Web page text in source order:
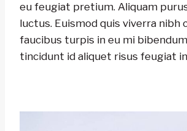
eu feugiat pretium. Aliquam
luctus. Euismod quis viverra nibh
faucibus turpis in eu mi
tincidunt id aliquet risus feugiat